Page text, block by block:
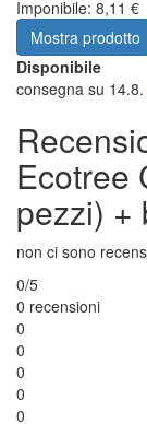
Imponibile: 8,11 €
Mostra prodotto
Disponibile
consegna su 14.8.
Ecotree
pezzi) +
non ci sono
0/5
0 recensioni
0
0
0
0
0